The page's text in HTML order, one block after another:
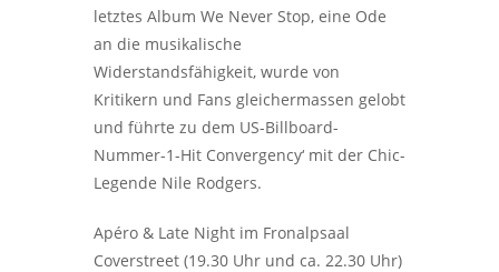
letztes Album We Never Stop, eine Ode
an die musikalische
Widerstandsfähigkeit, wurde von
Kritikern und Fans gleichermassen gelobt
und führte zu dem US-Billboard-
Nummer-1-Hit Convergency‘ mit der Chic-
Legende Nile Rodgers.
Apéro & Late Night im Fronalpsaal
Coverstreet (19.30 Uhr und ca. 22.30 Uhr)